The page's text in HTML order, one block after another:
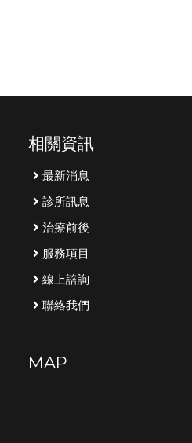
相關資訊
最新消息
診所訊息
治療前後
服務項目
線上諮詢
聯絡我們
MAP